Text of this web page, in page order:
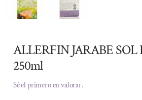
ALLERFIN JARABE SOL
250ml
Sé el primero en valorar.